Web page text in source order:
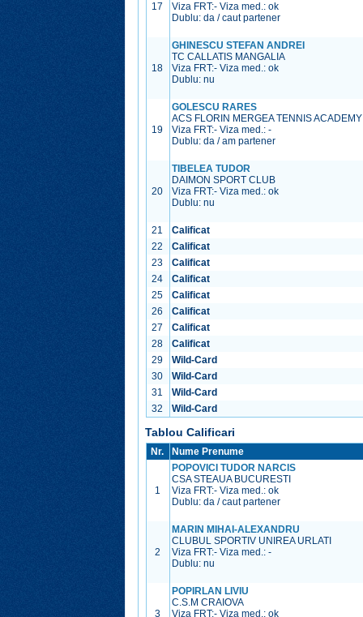
17
Viza FRT:- Viza med.:ok
Dublu: da / caut partener
18
GHINESCU STEFAN ANDREI
TC CALLATIS MANGALIA
Viza FRT:- Viza med.:ok
Dublu: nu
19
GOLESCU RARES
ACS FLORIN MERGEA TENNIS ACADEMY
Viza FRT:- Viza med.:-
Dublu: da / am partener
20
TIBELEA TUDOR
DAIMON SPORT CLUB
Viza FRT:- Viza med.:ok
Dublu: nu
21
Calificat
22
Calificat
23
Calificat
24
Calificat
25
Calificat
26
Calificat
27
Calificat
28
Calificat
29
Wild-Card
30
Wild-Card
31
Wild-Card
32
Wild-Card
Tablou Calificari
Nr. Nume Prenume
1
POPOVICI TUDOR NARCIS
CSA STEAUA BUCURESTI
Viza FRT:- Viza med.:ok
Dublu: da / caut partener
2
MARIN MIHAI-ALEXANDRU
CLUBUL SPORTIV UNIREA URLATI
Viza FRT:- Viza med.:-
Dublu: nu
3
POPIRLAN LIVIU
C.S.M CRAIOVA
Viza FRT:- Viza med.:ok